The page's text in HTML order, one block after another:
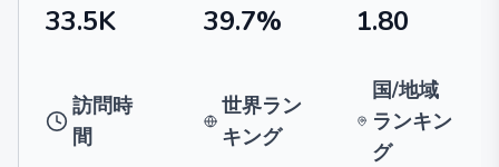
33.5K 39.7% 1.80
訪問時
間
世界ラン
キング
国/地域
ランキン
グ